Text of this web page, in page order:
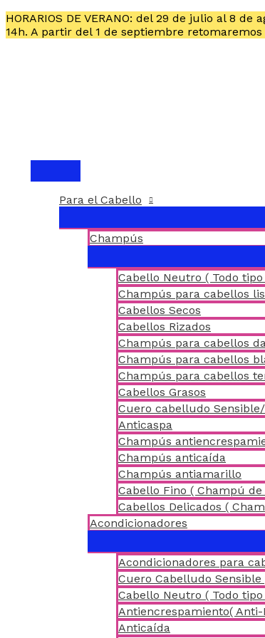
HORARIOS DE VERANO: del 29 de julio al 8 de
14h. A partir del 1 de septiembre
Para el Cabello
Champús
Cabello Neutro ( Todo
Champús para cabellos
Cabellos Secos
Cabellos Rizados
Champús para cabellos
Champús para cabellos
Champús para cabellos
Cabellos Grasos
Cuero cabelludo
Anticaspa
Champús
Champús anticaída
Champús antiamarillo
Cabello Fino ( Champú de
Cabellos Delicados (
Acondicionadores
Acondicionadores para
Cuero Cabelludo Sensible
Cabello Neutro ( Todo
Antiencrespamiento(
Anticaída